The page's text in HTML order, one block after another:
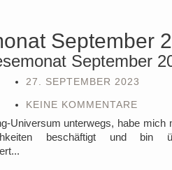
September
27. SEPTEMBER 2023
KEINE KOMMENTARE
Universum unterwegs, habe mich
beschäftigt und bin